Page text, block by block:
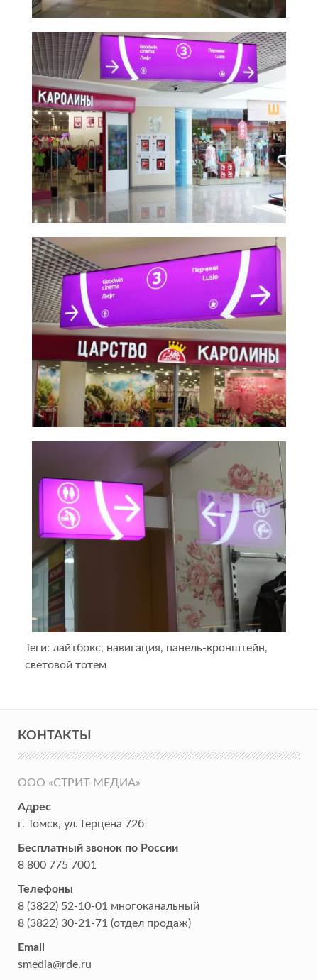
Теги: лайтбокс, навигация, панель-кронштейн,
световой тотем
КОНТАКТЫ
ООО «СТРИТ-МЕДИА»
Адрес
г. Томск, ул. Герцена 72б
Бесплатный звонок по России
8 800 775 7001
Телефоны
8 (3822) 52-10-01 многоканальный
8 (3822) 30-21-71 (отдел продаж)
Email
smedia@rde.ru